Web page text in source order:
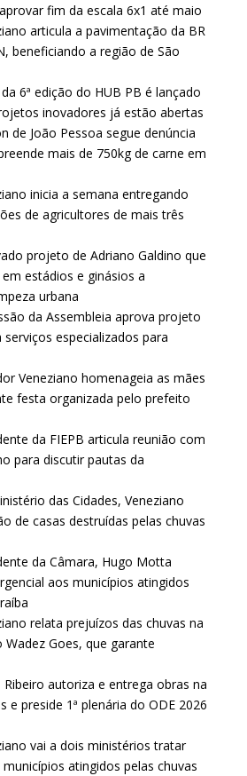
fim da escala 6x1 até maio
articula a pavimentação da BR
beneficiando a região de São
6ª edição do HUB PB é lançado
inovadores já estão abertas
de João Pessoa segue denúncia
mais de 750kg de carne em
inicia a semana entregando
de agricultores de mais três
projeto de Adriano Galdino que
estádios e ginásios a
urbana
da Assembleia aprova projeto
especializados para
Veneziano homenageia as mães
festa organizada pelo prefeito
da FIEPB articula reunião com
para discutir pautas da
das Cidades, Veneziano
de casas destruídas pelas chuvas
da Câmara, Hugo Motta
aos municípios atingidos
relata prejuízos das chuvas na
Goes, que garante
Ribeiro autoriza e entrega obras na
e preside 1ª plenária do ODE 2026
vai a dois ministérios tratar
atingidos pelas chuvas